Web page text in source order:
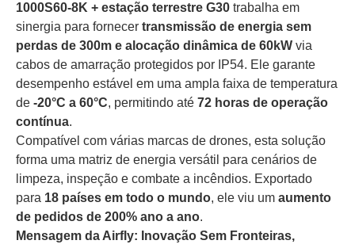
1000S60-8K + estação terrestre G30 trabalha em
sinergia para fornecer transmissão de energia sem
perdas de 300m e alocação dinâmica de 60kW via
cabos de amarração protegidos por IP54. Ele garante
desempenho estável em uma ampla faixa de temperatura
de -20°C a 60°C, permitindo até 72 horas de operação
contínua.
Compatível com várias marcas de drones, esta solução
forma uma matriz de energia versátil para cenários de
limpeza, inspeção e combate a incêndios. Exportado
para 18 países em todo o mundo, ele viu um aumento
de pedidos de 200% ano a ano.
Mensagem da Airfly: Inovação Sem Fronteiras,